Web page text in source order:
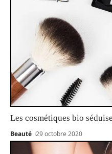
Les cosmétiques bio
Beauté 29 octobre 2020